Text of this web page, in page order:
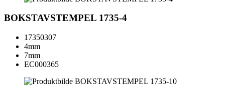
BOKSTAVSTEMPEL 1735-4
17350307
4mm
7mm
EC000365